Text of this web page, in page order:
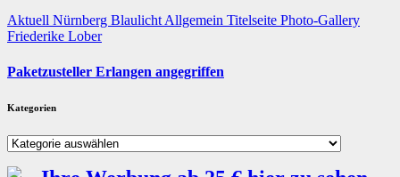
Aktuell Nürnberg Blaulicht Allgemein Titelseite Photo-Gallery
Friederike Lober
Paketzusteller Erlangen angegriffen
Kategorien
Kategorien